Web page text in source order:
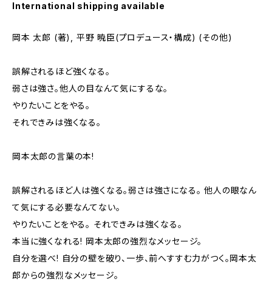
International shipping available
岡本 太郎 (著), 平野 暁臣(プロデュース・構成) (その他)
誤解されるほど強くなる。
弱さは強さ。他人の目なんて気にするな。
やりたいことをやる。
それできみは強くなる。
岡本太郎の言葉の本!
誤解されるほど人は強くなる。弱さは強さになる。 他人の眼なん
て気にする必要なんてない。
やりたいことをやる。 それできみは強くなる。
本当に強くなれる! 岡本太郎の強烈なメッセージ。
自分を選べ! 自分の壁を破り、一歩、前へすすむ力がつく。岡本太
郎からの強烈なメッセージ。